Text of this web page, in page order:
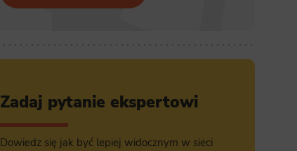
Zadaj pytanie ekspertowi
Dowiedz się jak być lepiej widocznym w sieci